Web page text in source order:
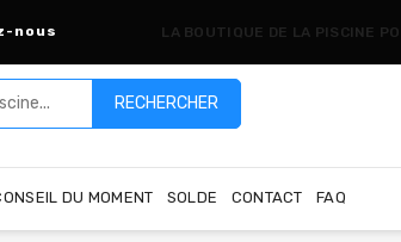
nous LA BOUTIQUE DE LA PISCINE
RECHERCHER
DU MOMENT SOLDE CONTACT FAQ